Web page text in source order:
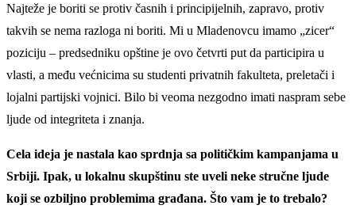
Najteže je boriti se protiv časnih i principijelnih, zapravo, protiv
takvih se nema razloga ni boriti. Mi u Mladenovcu imamo „zicer“
poziciju – predsedniku opštine je ovo četvrti put da participira u
vlasti, a među većnicima su studenti privatnih fakulteta, preletači i
lojalni partijski vojnici. Bilo bi veoma nezgodno imati naspram sebe
ljude od integriteta i znanja.
Cela ideja je nastala kao sprdnja sa političkim kampanjama u
Srbiji. Ipak, u lokalnu skupštinu ste uveli neke stručne ljude
koji se ozbiljno problemima građana. Što vam je to trebalo?